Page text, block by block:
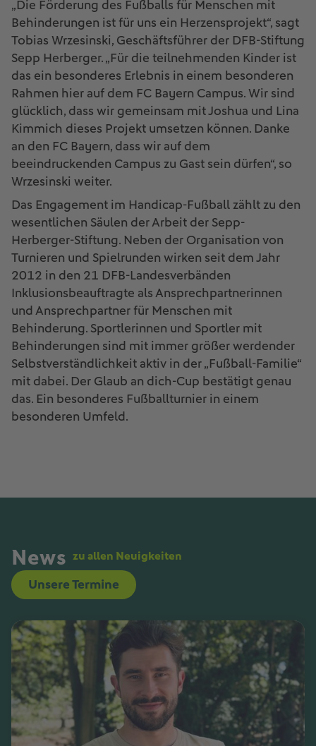
„Die Förderung des Fußballs für Menschen mit
Behinderungen ist für uns ein Herzensprojekt“, sagt
Tobias Wrzesinski, Geschäftsführer der DFB-Stiftung
Sepp Herberger. „Für die teilnehmenden Kinder ist
das ein besonderes Erlebnis in einem besonderen
Rahmen hier auf dem FC Bayern Campus. Wir sind
glücklich, dass wir gemeinsam mit Joshua und Lina
Kimmich dieses Projekt umsetzen können. Danke
an den FC Bayern, dass wir auf dem
beeindruckenden Campus zu Gast sein dürfen“, so
Wrzesinski weiter.
Das Engagement im Handicap-Fußball zählt zu den
wesentlichen Säulen der Arbeit der Sepp-
Herberger-Stiftung. Neben der Organisation von
Turnieren und Spielrunden wirken seit dem Jahr
2012 in den 21 DFB-Landesverbänden
Inklusionsbeauftragte als Ansprechpartnerinnen
und Ansprechpartner für Menschen mit
Behinderung. Sportlerinnen und Sportler mit
Behinderungen sind mit immer größer werdender
Selbstverständlichkeit aktiv in der „Fußball-Familie“
mit dabei. Der Glaub an dich-Cup bestätigt genau
das. Ein besonderes Fußballturnier in einem
besonderen Umfeld.
News zu allen Neuigkeiten
Unsere Termine